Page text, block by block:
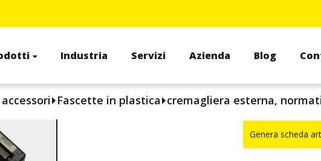
Industria Servizi Azienda Blog
Fascette in plastica cremagliera esterna,
Genera scheda